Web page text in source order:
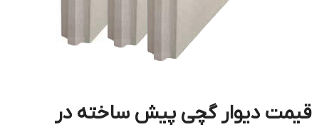
قيمت ديوار گچي پيش ساخته در